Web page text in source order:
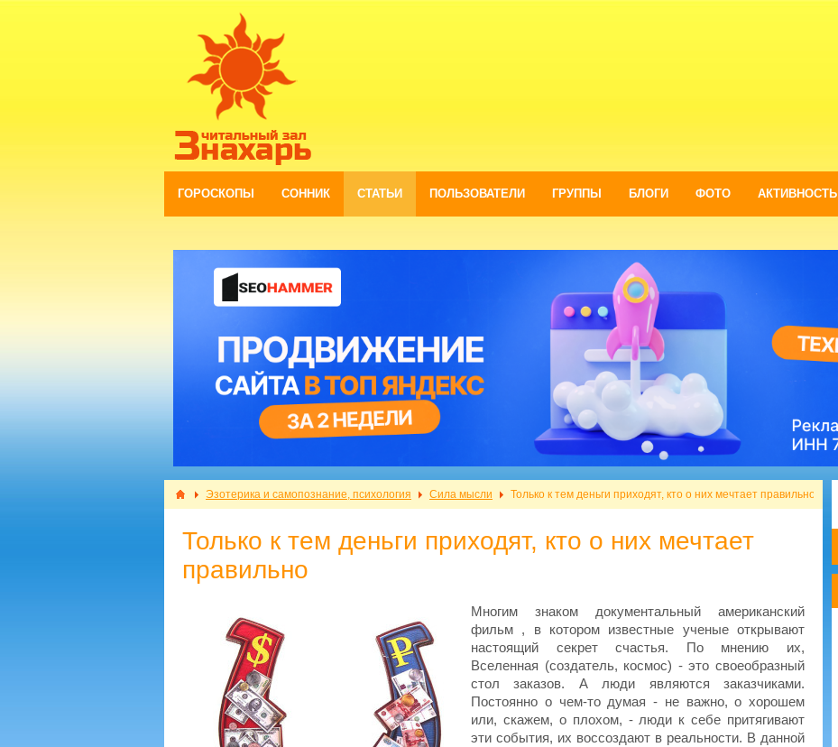
ГОРОСКОПЫ СОННИК СТАТЬИ ПОЛЬЗОВАТЕЛИ ГРУППЫ БЛОГИ ФОТО АКТИВНОСТЬ
Эзотерика и самопознание, психология Сила мысли Только к тем деньги приходят, кто о них мечтает правильно
Только к тем деньги приходят, кто о них мечтает
правильно
Многим знаком документальный американский
фильм , в котором известные ученые открывают
настоящий секрет счастья. По мнению их,
Вселенная (создатель, космос) - это своеобразный
стол заказов. А люди являются заказчиками.
Постоянно о чем-то думая - не важно, о хорошем
или, скажем, о плохом, - люди к себе притягивают
эти события, их воссоздают в реальности. В данной